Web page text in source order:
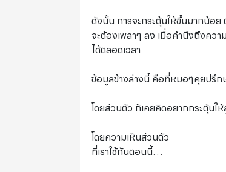
ดังนั้น การจะกระตุ้นให้ขึ้นมากน้อย
จะต้องเพลาๆ ลง เมื่อคำนึงถึงคว
ได้ตลอดเวลา
ข้อมูลข้างล่างนี้ คือที่หมอๆคุยปรึก
โดยส่วนตัว ก็เคยคิดอยากกระตุ้น
โดยความเห็นส่วนตัว
ที่เราใช้กันตอนนี้…